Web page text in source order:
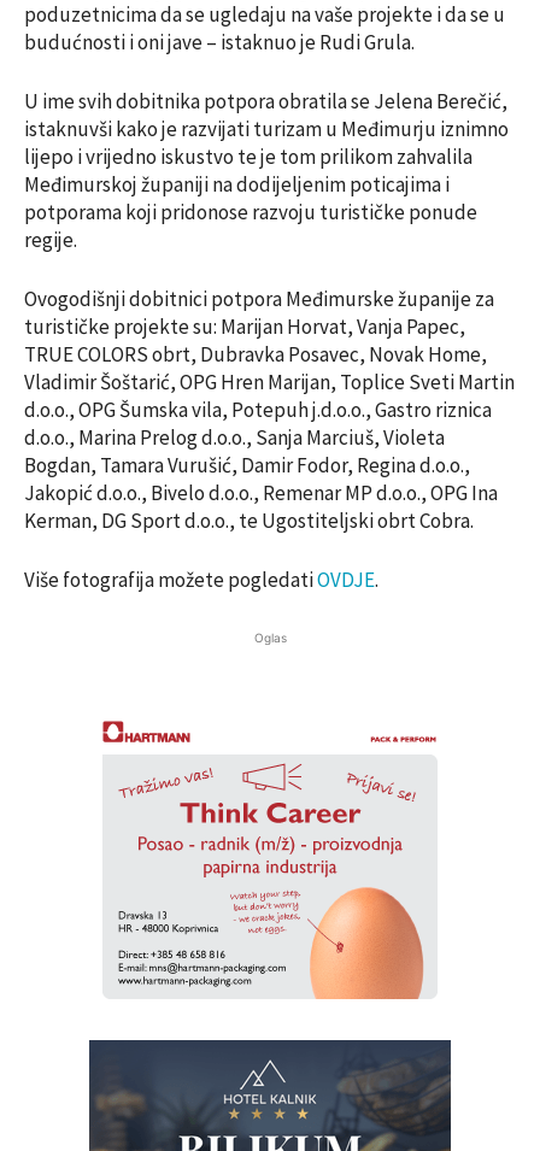
poduzetnicima da se ugledaju na vaše projekte i da se u
budućnosti i oni jave – istaknuo je Rudi Grula.
U ime svih dobitnika potpora obratila se Jelena Berečić,
istaknuvši kako je razvijati turizam u Međimurju iznimno
lijepo i vrijedno iskustvo te je tom prilikom zahvalila
Međimurskoj županiji na dodijeljenim poticajima i
potporama koji pridonose razvoju turističke ponude
regije.
Ovogodišnji dobitnici potpora Međimurske županije za
turističke projekte su: Marijan Horvat, Vanja Papec,
TRUE COLORS obrt, Dubravka Posavec, Novak Home,
Vladimir Šoštarić, OPG Hren Marijan, Toplice Sveti Martin
d.o.o., OPG Šumska vila, Potepuh j.d.o.o., Gastro riznica
d.o.o., Marina Prelog d.o.o., Sanja Marciuš, Violeta
Bogdan, Tamara Vurušić, Damir Fodor, Regina d.o.o.,
Jakopić d.o.o., Bivelo d.o.o., Remenar MP d.o.o., OPG Ina
Kerman, DG Sport d.o.o., te Ugostiteljski obrt Cobra.
Više fotografija možete pogledatiOVDJE.
Oglas